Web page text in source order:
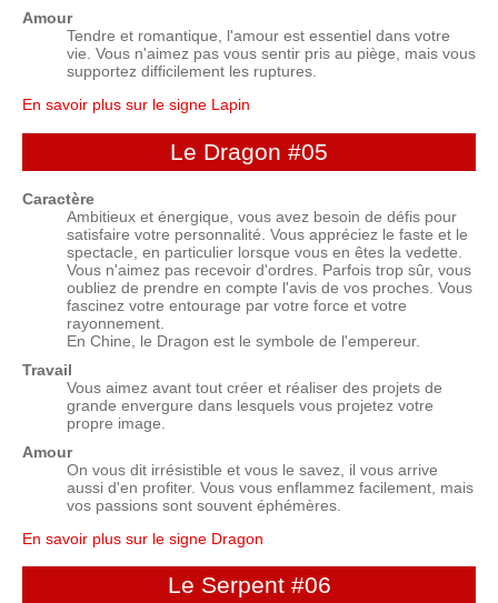
Amour
Tendre et romantique, l'amour est essentiel dans votre
vie. Vous n'aimez pas vous sentir pris au piège, mais vous
supportez difficilement les ruptures.
En savoir plus sur le signe Lapin
Le Dragon #05
Caractère
Ambitieux et énergique, vous avez besoin de défis pour
satisfaire votre personnalité. Vous appréciez le faste et le
spectacle, en particulier lorsque vous en êtes la vedette.
Vous n'aimez pas recevoir d'ordres. Parfois trop sûr, vous
oubliez de prendre en compte l'avis de vos proches. Vous
fascinez votre entourage par votre force et votre
rayonnement.
En Chine, le Dragon est le symbole de l'empereur.
Travail
Vous aimez avant tout créer et réaliser des projets de
grande envergure dans lesquels vous projetez votre
propre image.
Amour
On vous dit irrésistible et vous le savez, il vous arrive
aussi d'en profiter. Vous vous enflammez facilement, mais
vos passions sont souvent éphémères.
En savoir plus sur le signe Dragon
Le Serpent #06